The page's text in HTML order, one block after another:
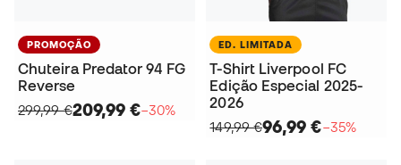
PROMOÇÃO
Chuteira Predator 94 FG
Reverse
299,99 €209,99 €−30%
ED. LIMITADA
T-Shirt Liverpool FC
Edição Especial 2025-
2026
149,99 €96,99 €−35%